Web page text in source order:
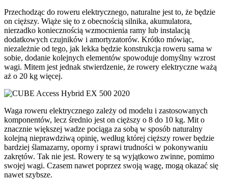
Przechodząc do roweru elektrycznego, naturalne jest to, że będzie
on cięższy. Wiąże się to z obecnością silnika, akumulatora,
nierzadko koniecznością wzmocnienia ramy lub instalacją
dodatkowych czujników i amortyzatorów. Krótko mówiąc,
niezależnie od tego, jak lekka będzie konstrukcja roweru sama w
sobie, dodanie kolejnych elementów spowoduje domyślny wzrost
wagi. Mitem jest jednak stwierdzenie, że rowery elektryczne ważą
aż o 20 kg więcej.
Waga roweru elektrycznego zależy od modelu i zastosowanych
komponentów, lecz średnio jest on cięższy o 8 do 10 kg. Mit o
znacznie większej wadze pociąga za sobą w sposób naturalny
kolejną nieprawdziwą opinię, według której cięższy rower będzie
bardziej ślamazarny, oporny i sprawi trudności w pokonywaniu
zakrętów. Tak nie jest. Rowery te są wyjątkowo zwinne, pomimo
swojej wagi. Czasem nawet poprzez swoją wagę, mogą okazać się
nawet szybsze.